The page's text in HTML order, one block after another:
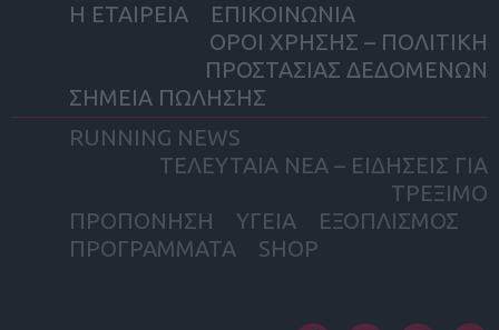
Η ΕΤΑΙΡΕΙΑ
ΕΠΙΚΟΙΝΩΝΙΑ
ΟΡΟΙ ΧΡΗΣΗΣ – ΠΟΛΙΤΙΚΗ
ΠΡΟΣΤΑΣΙΑΣ ΔΕΔΟΜΕΝΩΝ
ΣΗΜΕΙΑ ΠΩΛΗΣΗΣ
RUNNING NEWS
ΤΕΛΕΥΤΑΙΑ ΝΕΑ – ΕΙΔΗΣΕΙΣ ΓΙΑ
ΤΡΕΞΙΜΟ
ΠΡΟΠΟΝΗΣΗ
ΥΓΕΙΑ
ΕΞΟΠΛΙΣΜΟΣ
ΠΡΟΓΡΑΜΜΑΤΑ
SHOP